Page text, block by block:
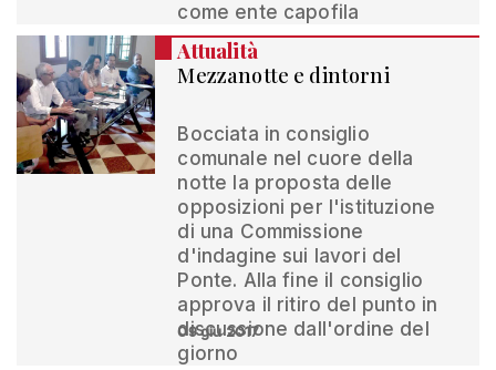
come ente capofila
Attualità
Mezzanotte e dintorni
Bocciata in consiglio
comunale nel cuore della
notte la proposta delle
opposizioni per l'istituzione
di una Commissione
d'indagine sui lavori del
Ponte. Alla fine il consiglio
approva il ritiro del punto in
discussione dall'ordine del
giorno
09 giu 2017